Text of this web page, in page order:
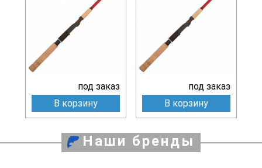
под заказ
В корзину
под заказ
В корзину
Наши бренды